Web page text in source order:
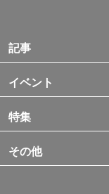
記事
イベント
特集
その他